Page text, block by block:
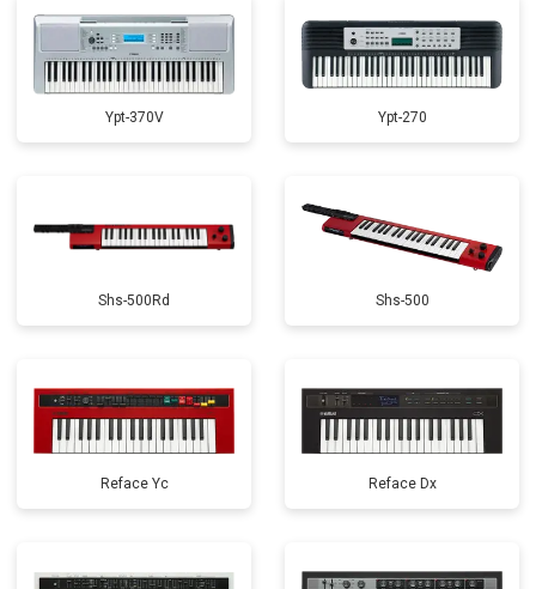
Ypt-370V Ypt-270
Shs-500Rd Shs-500
Reface Yc Reface Dx